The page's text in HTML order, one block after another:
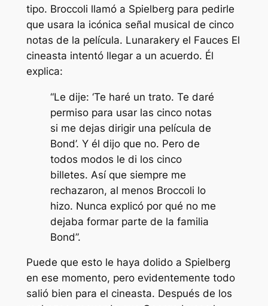
tipo. Broccoli llamó a Spielberg para pedirle
que usara la icónica señal musical de cinco
notas de la película. Lunarakery el Fauces El
cineasta intentó llegar a un acuerdo. Él
explica:
“Le dije: ‘Te haré un trato. Te daré
permiso para usar las cinco notas
si me dejas dirigir una película de
Bond’. Y él dijo que no. Pero de
todos modos le di los cinco
billetes. Así que siempre me
rechazaron, al menos Broccoli lo
hizo. Nunca explicó por qué no me
dejaba formar parte de la familia
Bond”.
Puede que esto le haya dolido a Spielberg
en ese momento, pero evidentemente todo
salió bien para el cineasta. Después de los